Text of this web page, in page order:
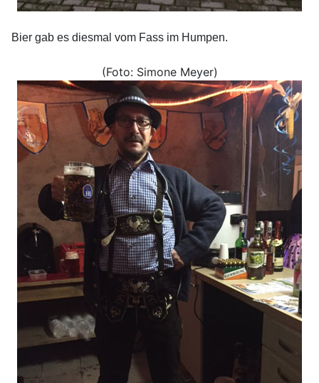
Bier gab es diesmal vom Fass im Humpen.
(Foto: Simone Meyer)